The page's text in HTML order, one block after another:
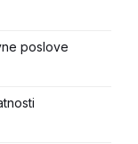
poslove